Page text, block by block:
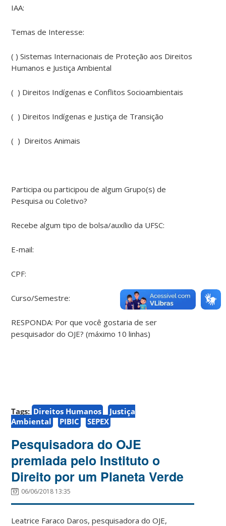
IAA:
Temas de Interesse:
( ) Sistemas Internacionais de Proteção aos Direitos
Humanos e Justiça Ambiental
( ) Direitos Indígenas e Conflitos Socioambientais
( ) Direitos Indígenas e Justiça de Transição
( ) Direitos Animais
Participa ou participou de algum Grupo(s) de
Pesquisa ou Coletivo?
Recebe algum tipo de bolsa/auxílio da UFSC:
E-mail:
CPF:
Curso/Semestre:
RESPONDA: Por que você gostaria de ser
pesquisador do OJE? (máximo 10 linhas)
Tags: Direitos Humanos
Justiça
Ambiental
PIBIC SEPEX
Pesquisadora do OJE
premiada pelo Instituto o
Direito por um Planeta Verde
06/06/2018 13:35
Leatrice Faraco Daros, pesquisadora do OJE,